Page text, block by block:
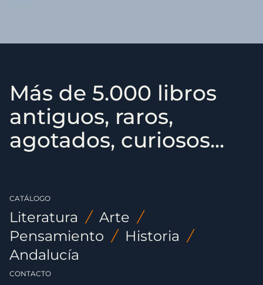
Más de 5.000 libros
antiguos, raros,
agotados, curiosos...
CATÁLOGO
Literatura / Arte /
Pensamiento / Historia /
Andalucía
CONTACTO